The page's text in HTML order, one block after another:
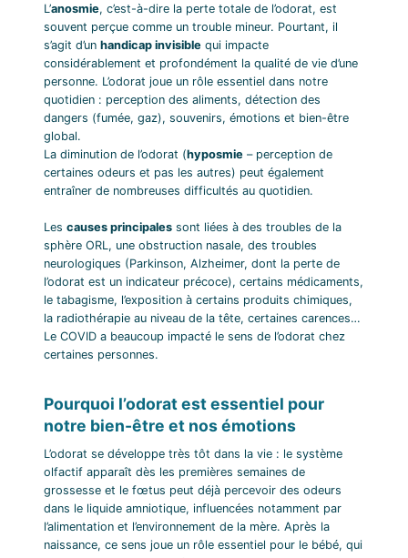
L’anosmie, c’est-à-dire la perte totale de l’odorat, est
souvent perçue comme un trouble mineur. Pourtant, il
s’agit d’un handicap invisible qui impacte
considérablement et profondément la qualité de vie d’une
personne. L’odorat joue un rôle essentiel dans notre
quotidien : perception des aliments, détection des
dangers (fumée, gaz), souvenirs, émotions et bien-être
global.
La diminution de l’odorat (hyposmie – perception de
certaines odeurs et pas les autres) peut également
entraîner de nombreuses difficultés au quotidien.
Les causes principales sont liées à des troubles de la
sphère ORL, une obstruction nasale, des troubles
neurologiques (Parkinson, Alzheimer, dont la perte de
l’odorat est un indicateur précoce), certains médicaments,
le tabagisme, l’exposition à certains produits chimiques,
la radiothérapie au niveau de la tête, certaines carences…
Le COVID a beaucoup impacté le sens de l’odorat chez
certaines personnes.
Pourquoi l’odorat est essentiel pour
notre bien-être et nos émotions
L’odorat se développe très tôt dans la vie : le système
olfactif apparaît dès les premières semaines de
grossesse et le fœtus peut déjà percevoir des odeurs
dans le liquide amniotique, influencées notamment par
l’alimentation et l’environnement de la mère. Après la
naissance, ce sens joue un rôle essentiel pour le bébé, qui